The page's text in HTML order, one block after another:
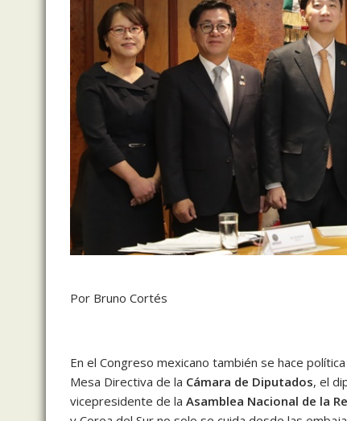
Por Bruno Cortés
En el Congreso mexicano también se hace
Mesa Directiva de la Cámara de Diputados, el
vicepresidente de la Asamblea Nacional de la